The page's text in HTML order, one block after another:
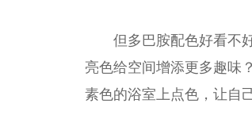
但多巴胺配色好看不
亮色给空间增添更多趣味
素色的浴室上点色，让自